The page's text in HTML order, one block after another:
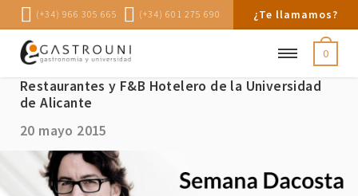
(+34) 966 305 665 (+34) 601 275 690 ¿Te llamamos?
0
Semana Dacosta en el Máster en Dirección de
Restaurantes y F&B Hotelero de la Universidad
de Alicante
20 mayo 2015